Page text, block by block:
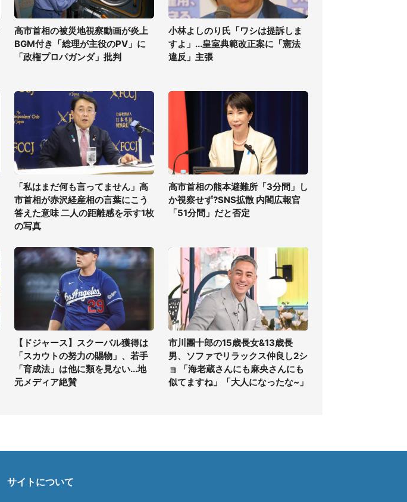
高市首相の被災地視察動画が炎上
BGM付き「総理が主役のPV」に
「政権プロパガンダ」批判
小林よしのり氏「ワシは提訴しま
すよ」...皇室典範改正案に「憲法
違反」主張
「私はまだ何も言ってません」高
市首相が赤沢経産相の言葉にこう
答えた意味 二人の距離感を示す1枚
の写真
高市首相の熊本避難所「3分間」し
か視察せず?SNS拡散 内閣広報官
「51分間」だと否定
【ドジャース】スクーバル獲得は
「スカウトの努力の賜物」、若手
「育成法」は他に類を見ない...地
元メディア絶賛
市川團十郎の15歳長女&13歳長
男、ソファでリラックス仲良し2シ
ョ 「海老蔵さんにも麻央さんにも
似てますね」「大人になったな~」
サイトについて